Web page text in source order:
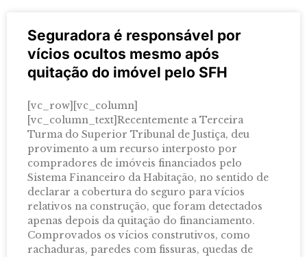
Seguradora é responsável por
vícios ocultos mesmo após
quitação do imóvel pelo SFH
[vc_row][vc_column]
[vc_column_text]Recentemente a Terceira
Turma do Superior Tribunal de Justiça, deu
provimento a um recurso interposto por
compradores de imóveis financiados pelo
Sistema Financeiro da Habitação, no sentido de
declarar a cobertura do seguro para vícios
relativos na construção, que foram detectados
apenas depois da quitação do financiamento.
Comprovados os vícios construtivos, como
rachaduras, paredes com fissuras, quedas de